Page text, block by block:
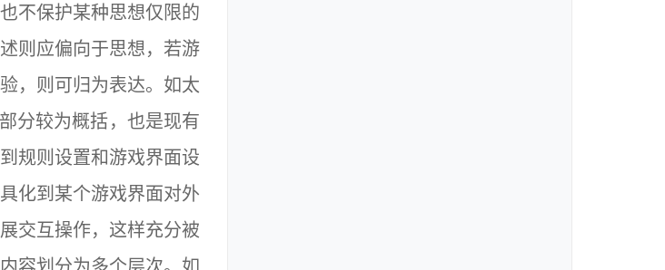
不保护某种思想仅限的
则应偏向于思想，若游
，则可归为表达。如太
分较为概括，也是现有
规则设置和游戏界面设
化到某个游戏界面对外
交互操作，这样充分被